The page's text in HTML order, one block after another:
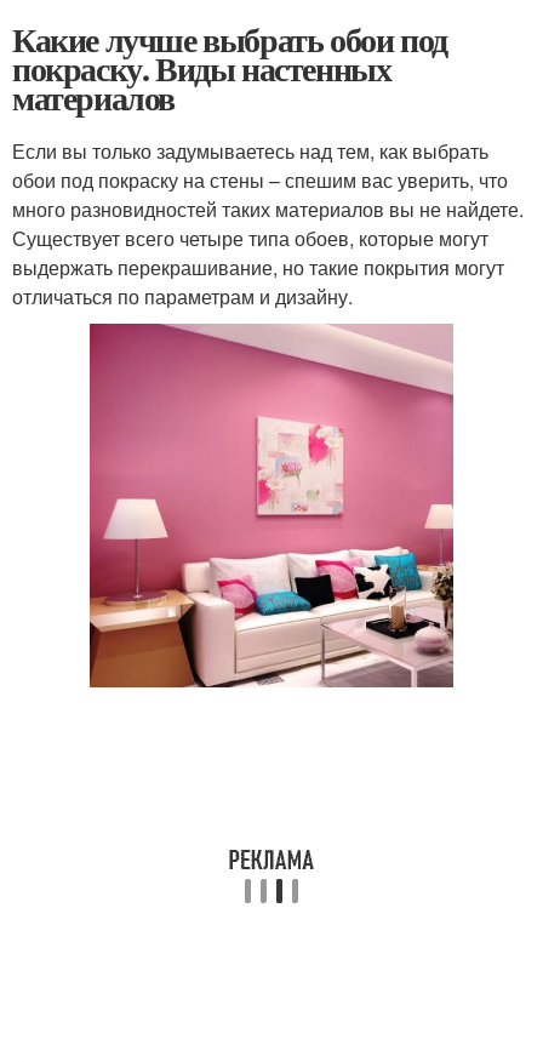
Какие лучше выбрать обои под
покраску. Виды настенных
материалов
Если вы только задумываетесь над тем, как выбрать
обои под покраску на стены – спешим вас уверить, что
много разновидностей таких материалов вы не найдете.
Существует всего четыре типа обоев, которые могут
выдержать перекрашивание, но такие покрытия могут
отличаться по параметрам и дизайну.